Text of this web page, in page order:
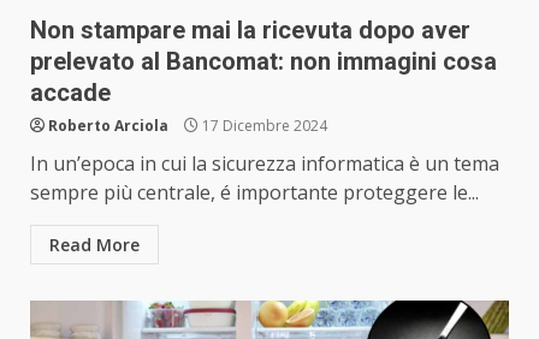
Non stampare mai la ricevuta dopo aver
prelevato al Bancomat: non immagini cosa
accade
Roberto Arciola 17 Dicembre 2024
In un’epoca in cui la sicurezza informatica è un tema
sempre più centrale, é importante proteggere le...
Read More